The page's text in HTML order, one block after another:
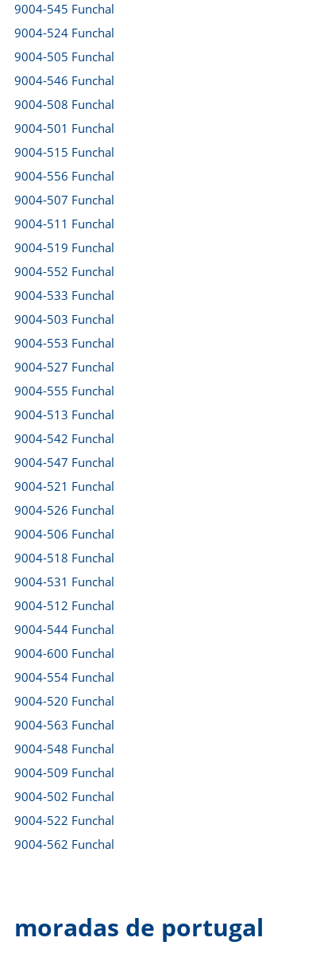
9004-545 Funchal
9004-524 Funchal
9004-505 Funchal
9004-546 Funchal
9004-508 Funchal
9004-501 Funchal
9004-515 Funchal
9004-556 Funchal
9004-507 Funchal
9004-511 Funchal
9004-519 Funchal
9004-552 Funchal
9004-533 Funchal
9004-503 Funchal
9004-553 Funchal
9004-527 Funchal
9004-555 Funchal
9004-513 Funchal
9004-542 Funchal
9004-547 Funchal
9004-521 Funchal
9004-526 Funchal
9004-506 Funchal
9004-518 Funchal
9004-531 Funchal
9004-512 Funchal
9004-544 Funchal
9004-600 Funchal
9004-554 Funchal
9004-520 Funchal
9004-563 Funchal
9004-548 Funchal
9004-509 Funchal
9004-502 Funchal
9004-522 Funchal
9004-562 Funchal
moradas de portugal